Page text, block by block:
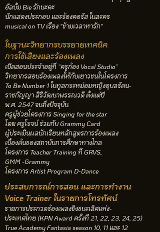
อัลบั้ม Bie รักนะคะ
นักแสดงประกอบ และร้องคอรัส ในละคร
musical on TV เรื่อง "ข้ามเวลาหารัก"
ในฐานะวิทยากรบรรยายเทคนิค
การใช้เสียงและร้องเพลง
เปิดสอนประจำอยู่ที่ “ครูก้อง Vocal Studio”
วิทยากรสอนร้องเพลงให้กับเยาวชนในโครงการ
To Be Number 1 ในทูลกระหม่อมหญิงอุบลรัตน-
ราชกัญญา สิริวัฒนาพรรณวดี ตั้งแต่ปี
พ.ศ. 2547 จนถึงปัจจุบัน
ครูผู้ช่วยโครงการ Singing for the star
โดย ครูโรจน์ ร่วมกับ Grammy Card
ผู้ประเมินผลนักเรียนหลักสูตรการร้องเพลง
เบื้องต้นของสถาบันการศึกษาทางไกล
โครงการ Teacher Training ที่ GRVS,
GMM -Grammy
โครงการ Artist Program D-Dance
ประสบการณ์การสอน และการทำงาน
Voice Trainer ในรายการโทรทัศน์
รายการประกวดร้องเพลงชิงชนะเลิศแห่ง-
ประเทศไทย (KPN Award ครั้งที่ 21, 22, 23, 24, 25)
True Academy Fantasia season 10, 11 และ 12